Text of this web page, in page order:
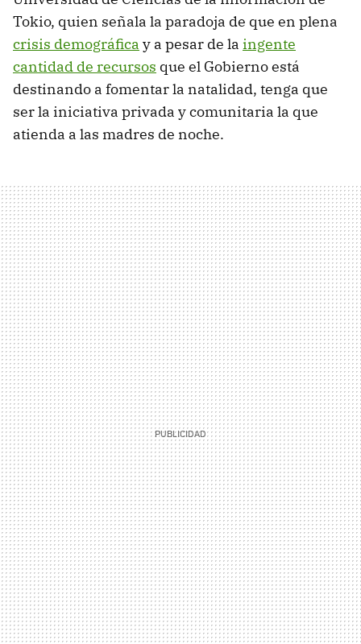
Tokio, quien señala la paradoja de que en plena
crisis demográfica y a pesar de la ingente
cantidad de recursos que el Gobierno está
destinando a fomentar la natalidad, tenga que
ser la iniciativa privada y comunitaria la que
atienda a las madres de noche.